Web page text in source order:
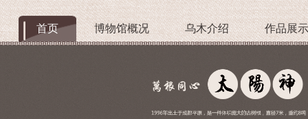
首页 博物馆概况 乌木介绍 作品展示